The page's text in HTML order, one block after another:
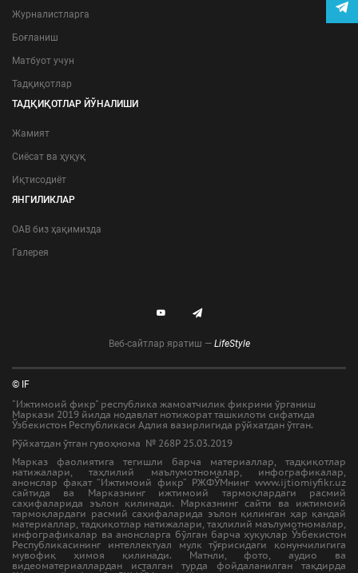
Журналистларга
Боғланиш
Матбуот учун
Тадқиқотлар
ТАДҚИҚОТЛАР ЙЎНАЛИШИ
Жамият
Сиёсат ва ҳуқуқ
Иқтисодиёт
ЯНГИЛИКЛАР
ОАВ биз ҳақимизда
Галерея
Веб-сайтлар яратиш — LifeStyle
© IF
"Ижтимоий фикр" республика жамоатчилик фикрини ўрганиш
Маркази 2019 йилда нодавлат нотижорат ташкилоти сифатида
Ўзбекистон Республикаси Адлия вазирлигида рўйхатдан ўтган.
Рўйхатдан ўтган гувоҳнома № 268Р 25.03.2019
Марказ фаолиятига тегишли барча материаллар, тадқиқотлар
натижалари, таҳлилий маълумотномалар, инфографикалар,
анонслар фақат “Ижтимоий фикр” РЖФЎМнинг www.ijtiomiyfikr.uz
сайтида ва Марказнинг ижтимоий тармоқлардаги расмий
саҳифаларида эълон қилинади. Марказнинг сайти ва ижтимоий
тармоқлардаги расмий саҳифаларида эълон қилинган ҳар қандай
материаллар, тадқиқотлар натижалари, таҳлилий маълумотномалар,
инфографикалар ва анонсларга бўлган барча ҳуқуқлар Ўзбекистон
Республикасининг интеллектуал мулк тўғрисидаги қонунчилигига
мувофиқ ҳимоя қилинади. Матнли, фото, аудио ва
видеоматериаллардан исталган турда фойдаланилган тақдирда